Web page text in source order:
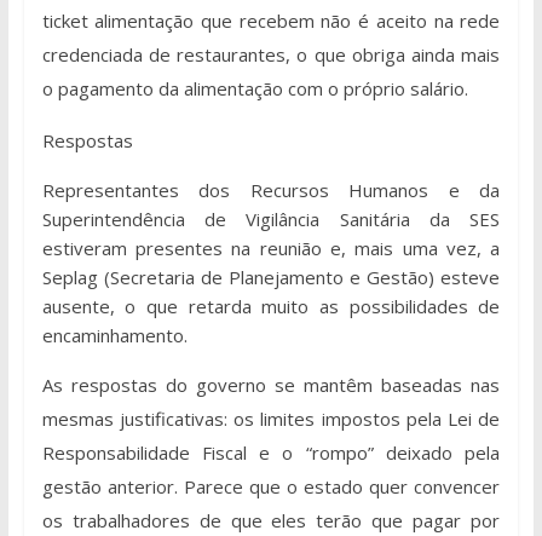
ticket alimentação que recebem não é aceito na rede
credenciada de restaurantes, o que obriga ainda mais
o pagamento da alimentação com o próprio salário.
Respostas
Representantes dos Recursos Humanos e da
Superintendência de Vigilância Sanitária da SES
estiveram presentes na reunião e, mais uma vez, a
Seplag (Secretaria de Planejamento e Gestão) esteve
ausente, o que retarda muito as possibilidades de
encaminhamento.
As respostas do governo se mantêm baseadas nas
mesmas justificativas: os limites impostos pela Lei de
Responsabilidade Fiscal e o “rompo” deixado pela
gestão anterior. Parece que o estado quer convencer
os trabalhadores de que eles terão que pagar por